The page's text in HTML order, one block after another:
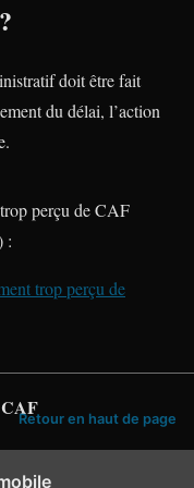
doit être fait
du délai, l’action
perçu de CAF
:
trop perçu de
Retour en haut de page